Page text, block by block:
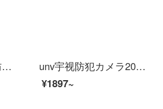
宇視科学技術監視防犯カメララックラックラックラックボルテックスラック監視一貫ボールマシン吊り金具
unv宇视防犯カメラ200万300万POE供给H.265 HD室外防水イルタネリングリングリングリングリングリングリングリングリングで外线を监视する赤外线夜間テレビ50メートル300万オーディPOE IPC 233-APF 6 mm
¥1897~